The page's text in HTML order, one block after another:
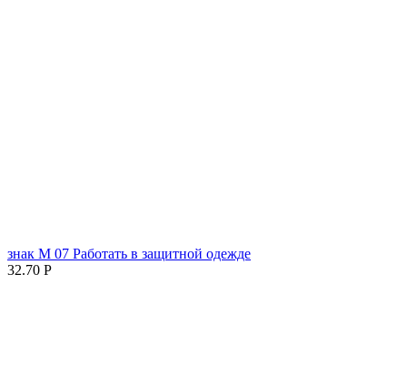
знак М 07 Работать в защитной одежде
32.70 Р